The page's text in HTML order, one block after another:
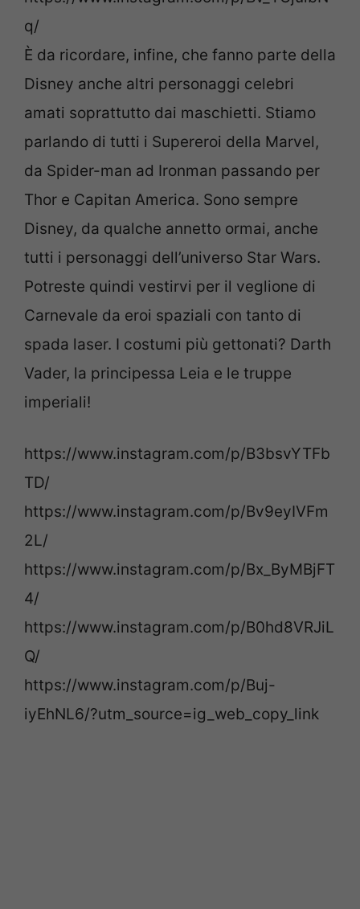
q/
È da ricordare, infine, che fanno parte della
Disney anche altri personaggi celebri
amati soprattutto dai maschietti. Stiamo
parlando di tutti i Supereroi della Marvel,
da Spider-man ad Ironman passando per
Thor e Capitan America. Sono sempre
Disney, da qualche annetto ormai, anche
tutti i personaggi dell’universo Star Wars.
Potreste quindi vestirvi per il veglione di
Carnevale da eroi spaziali con tanto di
spada laser. I costumi più gettonati? Darth
Vader, la principessa Leia e le truppe
imperiali!
https://www.instagram.com/p/B3bsvYTFb
TD/
https://www.instagram.com/p/Bv9eyIVFm
2L/
https://www.instagram.com/p/Bx_ByMBjFT
4/
https://www.instagram.com/p/B0hd8VRJiL
Q/
https://www.instagram.com/p/Buj-
iyEhNL6/?utm_source=ig_web_copy_link